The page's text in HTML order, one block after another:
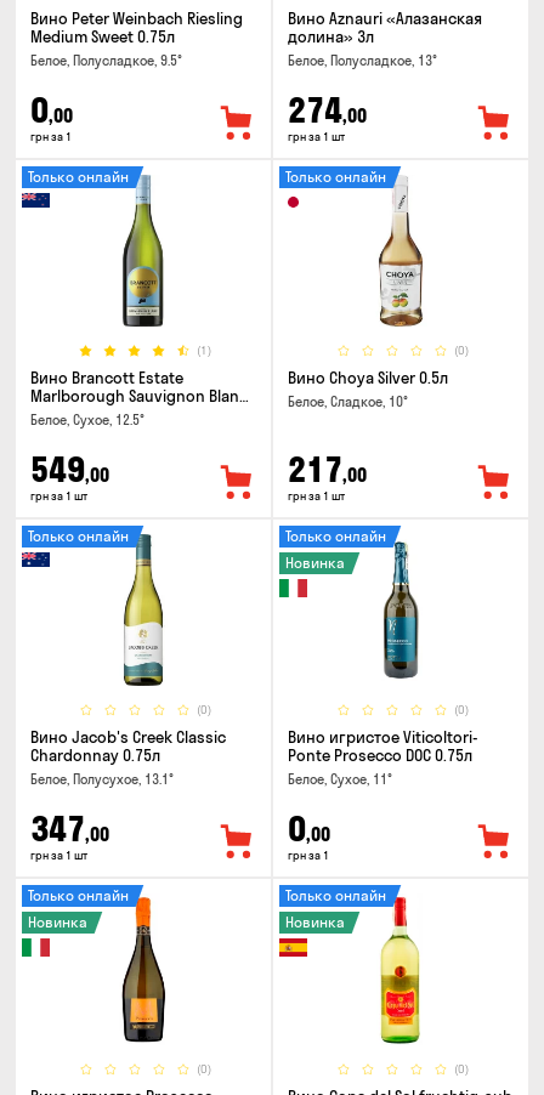
Вино Peter Weinbach Riesling
Medium Sweet 0.75л
Белое, Полусладкое, 9.5°
0,00
грн за 1
Вино Aznauri «Алазанская
долина» 3л
Белое, Полусладкое, 13°
274,00
грн за 1 шт
(1)
Только онлайн
Вино Brancott Estate
Marlborough Sauvignon Blanc
0.75л
Белое, Сухое, 12.5°
549,00
грн за 1 шт
(0)
Только онлайн
Вино Choya Silver 0.5л
Белое, Сладкое, 10°
217,00
грн за 1 шт
(0)
Только онлайн
Вино Jacob's Creek Classic
Chardonnay 0.75л
Белое, Полусухое, 13.1°
347,00
грн за 1 шт
(0)
Только онлайн
Новинка
Вино игристое Viticoltori-
Ponte Prosecco DOC 0.75л
Белое, Сухое, 11°
0,00
грн за 1
(0)
Только онлайн
Новинка
(0)
Только онлайн
Новинка